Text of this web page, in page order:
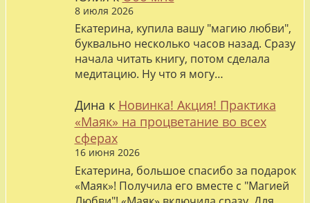
8 июля 2026
Екатерина, купила вашу "магию любви",
буквально несколько часов назад. Сразу
начала читать книгу, потом сделала
медитацию. Ну что я могу…
Дина к Новинка! Акция! Практика
«Маяк» на процветание во всех
сферах
16 июня 2026
Екатерина, большое спасибо за подарок
«Маяк»! Получила его вместе с "Магией